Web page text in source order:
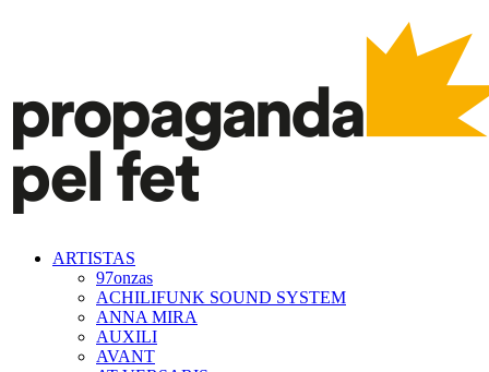
ARTISTAS
97onzas
ACHILIFUNK SOUND SYSTEM
ANNA MIRA
AUXILI
AVANT